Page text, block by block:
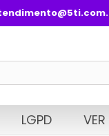
LGPD